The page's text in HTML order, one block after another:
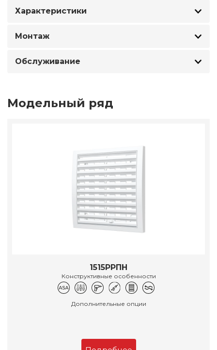
Характеристики
Монтаж
Обслуживание
Модельный ряд
1515РРПН
Конструктивные особенности
Дополнительные опции